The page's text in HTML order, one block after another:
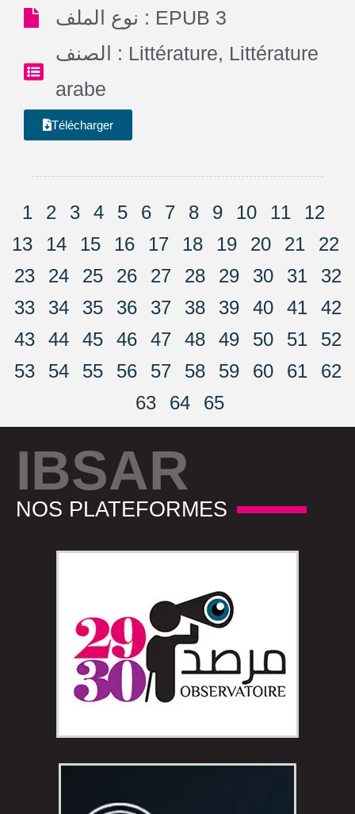
نوع الملف : EPUB 3
الصنف : Littérature, Littérature
arabe
Télécharger
1 2 3 4 5 6 7 8 9 10 11
12
13
14 15 16 17 18 19 20 21
22
23
24 25 26 27 28 29 30 31
32
33
34 35 36 37 38 39 40 41
42
43
44 45 46 47 48 49 50 51
52
53
54 55 56 57 58 59 60 61
62
63
64 65
IBSAR
NOS PLATEFORMES